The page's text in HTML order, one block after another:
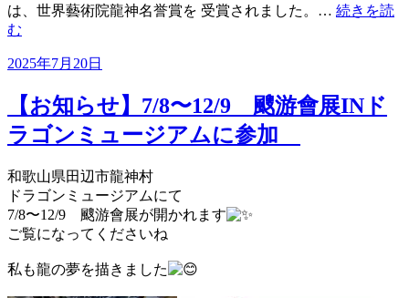
は、世界藝術院龍神名誉賞を 受賞されました。… 続きを読
む
投
日:
2025年7月20日
【お知らせ】7/8〜12/9 颼游會展INド
ラゴンミュージアムに参加
和歌山県田辺市龍神村
ドラゴンミュージアムにて
7/8〜12/9 颼游會展が開かれます
ご覧になってくださいね
私も龍の夢を描きました